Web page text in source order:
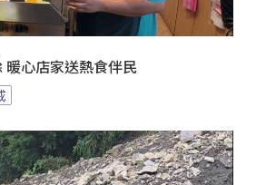
暖心店家送熱食伴民